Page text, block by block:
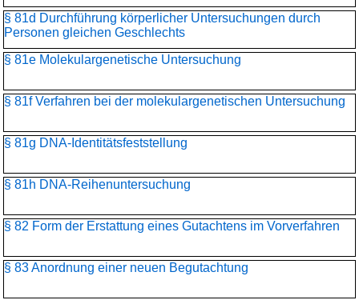
§ 81d Durchführung körperlicher Untersuchungen durch
Personen gleichen Geschlechts
§ 81e Molekulargenetische Untersuchung
§ 81f Verfahren bei der molekulargenetischen Untersuchung
§ 81g DNA-Identitätsfeststellung
§ 81h DNA-Reihenuntersuchung
§ 82 Form der Erstattung eines Gutachtens im Vorverfahren
§ 83 Anordnung einer neuen Begutachtung